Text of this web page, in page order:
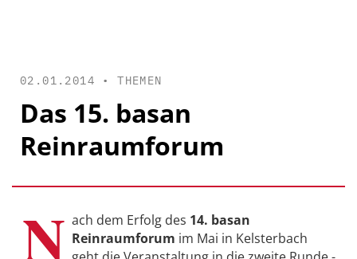
02.01.2014 •THEMEN
Das 15. basan
Reinraumforum
N ach dem Erfolg des 14. basan
Reinraumforum im Mai in Kelsterbach